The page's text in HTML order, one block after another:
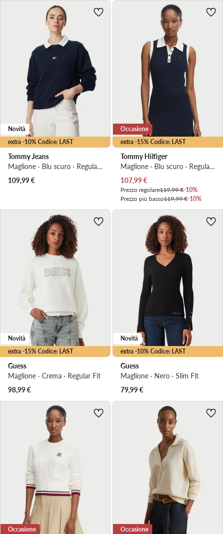
extra -10% Codice: LAST
Novità
Tommy Jeans
Maglione · Blu scuro · Regular Fit
109,99€
extra -15% Codice: LAST
Occasione
Tommy Hilfiger
Maglione · Blu scuro · Regular Fit
Prezzo attuale
107,99€
Prezzo regolare119,99 €-10%
Prezzo più basso119,99 €-10%
extra -15% Codice: LAST
Novità
Guess
Maglione · Crema · Regular Fit
98,99€
extra -10% Codice: LAST
Novità
Guess
Maglione · Nero · Slim Fit
79,99€
Occasione Occasione